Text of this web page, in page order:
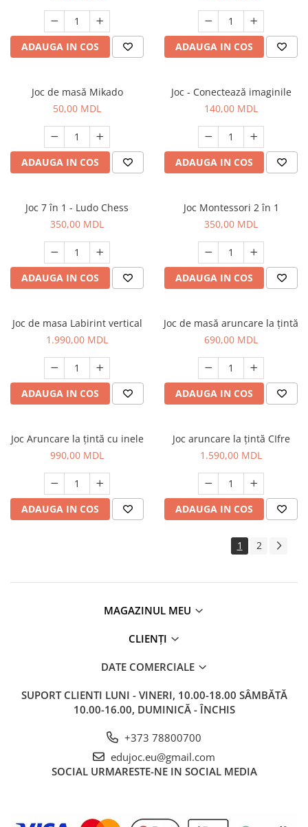
ADAUGA IN COS ADAUGA IN COS
Joc de masă Mikado
50,00 MDL
ADAUGA IN COS
Joc - Conectează imaginile
140,00 MDL
ADAUGA IN COS
Joc 7 în 1 - Ludo Chess
350,00 MDL
ADAUGA IN COS
Joc Montessori 2 în 1
350,00 MDL
ADAUGA IN COS
Joc de masa Labirint vertical
1.990,00 MDL
ADAUGA IN COS
Joc de masă aruncare la țintă
690,00 MDL
ADAUGA IN COS
Joc Aruncare la țintă cu inele
990,00 MDL
ADAUGA IN COS
Joc aruncare la țintă CIfre
1.590,00 MDL
ADAUGA IN COS
1 2
MAGAZINUL MEU
CLIENȚI
DATE COMERCIALE
SUPORT CLIENTI LUNI - VINERI, 10.00-18.00 SÂMBĂTĂ
10.00-16.00, DUMINICĂ - ÎNCHIS
+373 78800700
edujoc.eu@gmail.com
SOCIAL URMARESTE-NE IN SOCIAL MEDIA